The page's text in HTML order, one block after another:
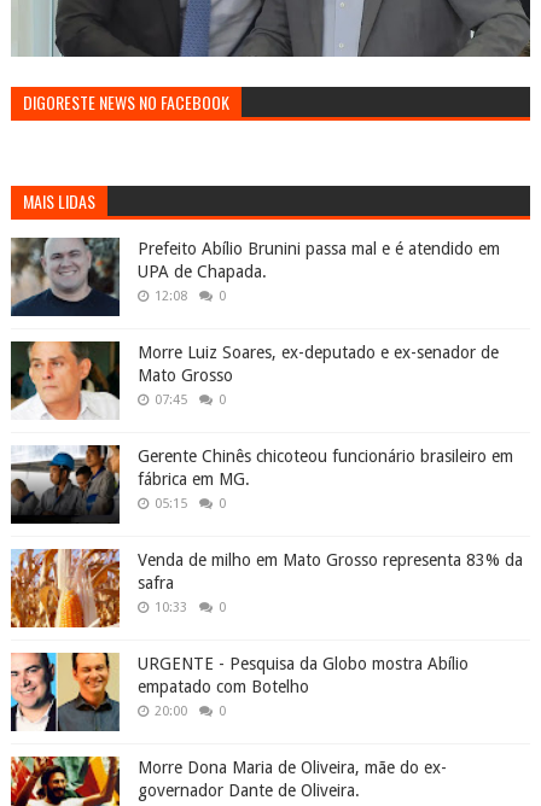
DIGORESTE NEWS NO FACEBOOK
MAIS LIDAS
Prefeito Abílio Brunini passa mal e é atendido em
UPA de Chapada.
12:08 0
Morre Luiz Soares, ex-deputado e ex-senador de
Mato Grosso
07:45 0
Gerente Chinês chicoteou funcionário brasileiro em
fábrica em MG.
05:15 0
Venda de milho em Mato Grosso representa 83% da
safra
10:33 0
URGENTE - Pesquisa da Globo mostra Abílio
empatado com Botelho
20:00 0
Morre Dona Maria de Oliveira, mãe do ex-
governador Dante de Oliveira.